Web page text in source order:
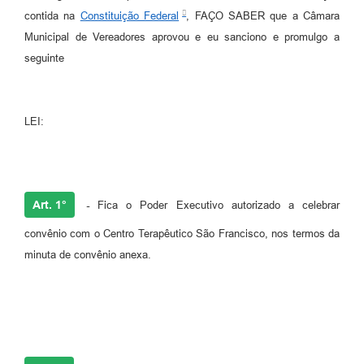
contida na Constituição Federal
, FAÇO SABER que a Câmara
Municipal de Vereadores aprovou e eu sanciono e promulgo a
seguinte
LEI:
Art. 1° -Fica o Poder Executivo autorizado a celebrar
convênio com o Centro Terapêutico São Francisco, nos termos da
minuta de convênio anexa.